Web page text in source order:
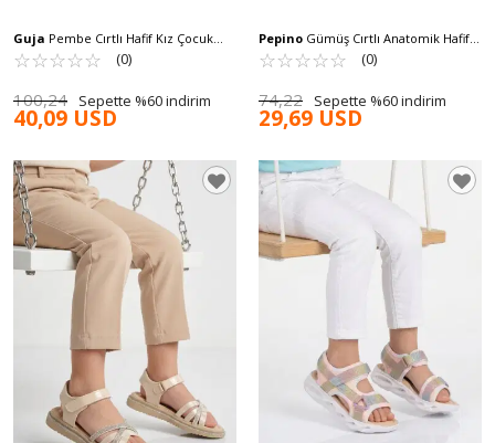
Guja Pembe Cırtlı Hafif Kız Çocuk
Spor Sandalet 25Y614 F
☆☆☆☆☆
★★★★★ (0)
100,24 Sepette %60 indirim
40,09 USD
Pepino Gümüş Cırtlı Anatomik Hafif
Kız Çocuk Sandalet 1946 F
☆☆☆☆☆
★★★★★ (0)
74,22 Sepette %60 indirim
29,69 USD